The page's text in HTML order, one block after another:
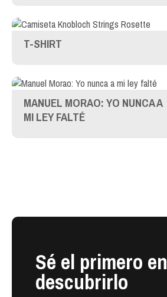
T-SHIRT
MANUEL MORAO: YO NUNCA A
MI LEY FALTÉ
Sé el primero en
descubrirlo